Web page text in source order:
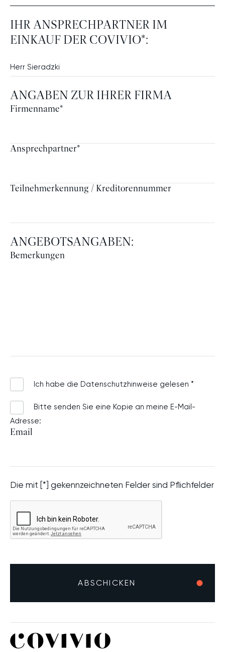
IHR ANSPRECHPARTNER IM
EINKAUF DER COVIVIO*:
ANGABEN ZUR IHRER FIRMA
Firmenname*
Ansprechpartner*
Teilnehmerkennung / Kreditorennummer
ANGEBOTSANGABEN:
Bemerkungen
Ich habe die Datenschutzhinweise gelesen *
Bitte senden Sie eine Kopie an meine E-Mail-
Adresse:
Email
Die mit [*] gekennzeichneten Felder sind Pflichfelder